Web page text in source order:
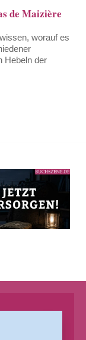
de Maizière
worauf es
Hebeln der